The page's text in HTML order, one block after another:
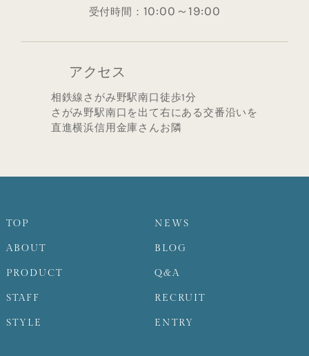
受付時間： 10:00～19:00
アクセス
相鉄線さがみ野駅南口徒歩1分
さがみ野駅南口を出て右にある交番沿いを
直進横浜信用金庫さんお隣
TOP
ABOUT
PRODUCT
STAFF
STYLE
NEWS
BLOG
Q&A
RECRUIT
ENTRY